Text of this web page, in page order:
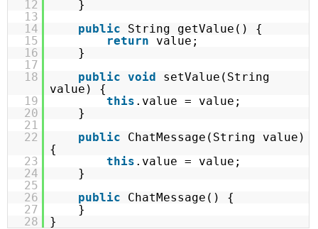
12
}
13
14
public
String getValue() {
15
return
value;
16
}
17
18
public void
setValue(String
value) {
19
this .value = value;
20
}
21
22
public
ChatMessage(String value)
{
23
this .value = value;
24
}
25
26
public
ChatMessage() {
27
}
28
}